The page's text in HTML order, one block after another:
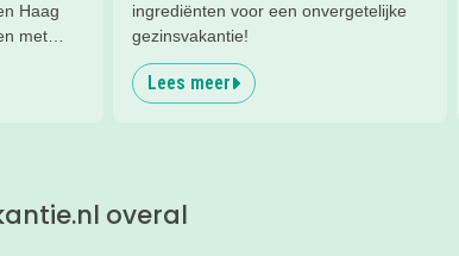
Haag
met
op
ingrediënten voor een onvergetelijke
gezinsvakantie!
Lees meer
overal